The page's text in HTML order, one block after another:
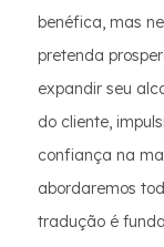
benéfica, mas
pretenda
expandir seu
do cliente,
confiança na
abordaremos
tradução é